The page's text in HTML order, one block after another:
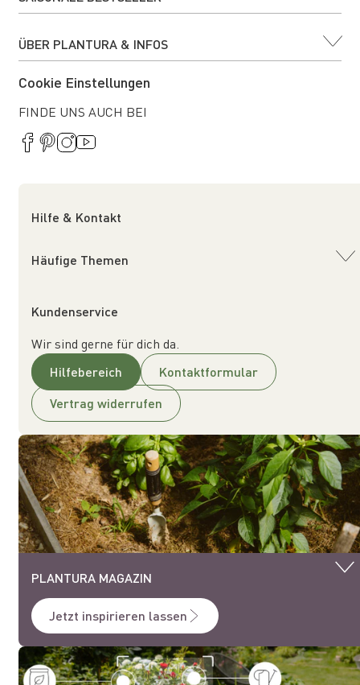
ÜBER PLANTURA & INFOS
Cookie Einstellungen
FINDE UNS AUCH BEI
Hilfe & Kontakt
Häufige Themen
Kundenservice
Wir sind gerne für dich da.
Hilfebereich
Kontaktformular
Vertrag widerrufen
PLANTURA MAGAZIN
Jetzt inspirieren lassen